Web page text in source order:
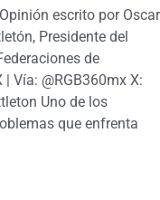
escrito por Oscar
Presidente del
de
| Vía: @RGB360mx X:
Uno de los
que enfrenta